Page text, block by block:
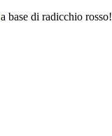
a base di radicchio rosso!